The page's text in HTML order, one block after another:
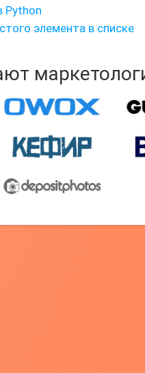
Python
элемента в списке